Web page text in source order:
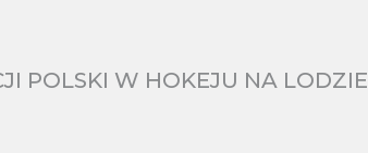
POLSKI W HOKEJU NA LODZIE